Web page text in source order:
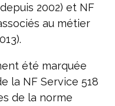
2002) et NF
au métier
été marquée
la NF Service 518
de la norme